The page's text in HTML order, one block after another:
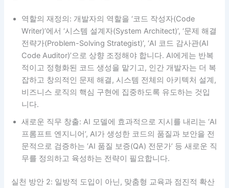
역할의 재정의: 개발자의 역할을 ‘코드 작성자(Code
Writer)’에서 ‘시스템 설계자(System Architect)’, ‘문제 해결
전략가(Problem-Solving Strategist)’, ‘AI 코드 감사관(AI
Code Auditor)’으로 상향 조정해야 합니다. AI에게는 반복
적이고 정형화된 코드 생성을 맡기고, 인간 개발자는 더 복
잡하고 창의적인 문제 해결, 시스템 전체의 아키텍처 설계,
비즈니스 로직의 핵심 구현에 집중하도록 유도하는 것입
니다.
새로운 직무 창출: AI 모델에 효과적으로 지시를 내리는 ‘AI
프롬프트 엔지니어’, AI가 생성한 코드의 품질과 보안을 전
문적으로 검증하는 ‘AI 품질 보증(QA) 전문가’ 등 새로운 직
무를 정의하고 육성하는 전략이 필요합니다.
실천 방안 2: 일방적 도입이 아닌, 맞춤형 교육과 점진적 확산